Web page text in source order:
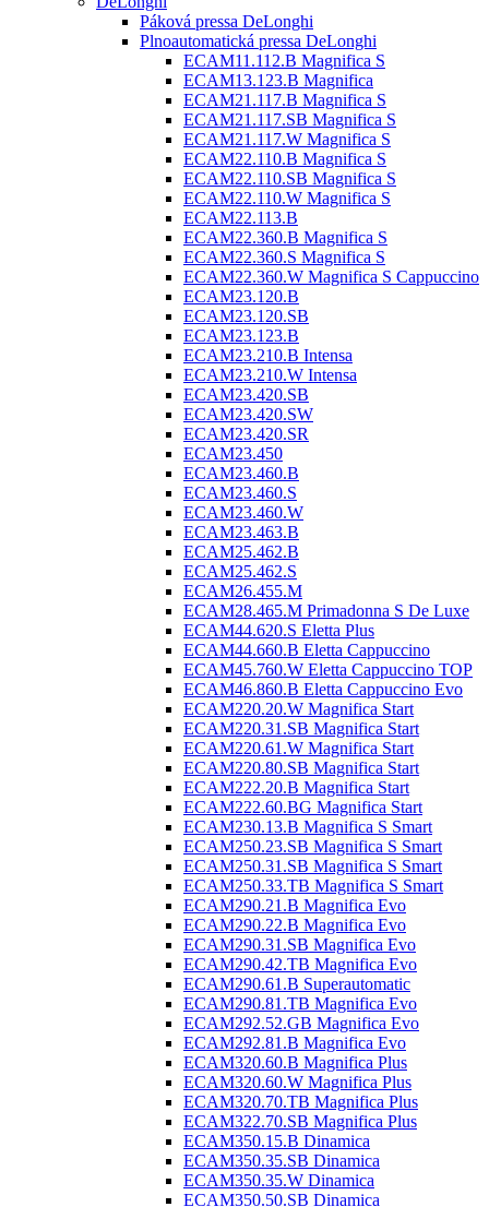
Páková pressa DeLonghi
Plnoautomatická pressa DeLonghi
ECAM11.112.B Magnifica S
ECAM13.123.B Magnifica
ECAM21.117.B Magnifica S
ECAM21.117.SB Magnifica S
ECAM21.117.W Magnifica S
ECAM22.110.B Magnifica S
ECAM22.110.SB Magnifica S
ECAM22.110.W Magnifica S
ECAM22.113.B
ECAM22.360.B Magnifica S
ECAM22.360.S Magnifica S
ECAM22.360.W Magnifica S Cappuccino
ECAM23.120.B
ECAM23.120.SB
ECAM23.123.B
ECAM23.210.B Intensa
ECAM23.210.W Intensa
ECAM23.420.SB
ECAM23.420.SW
ECAM23.420.SR
ECAM23.450
ECAM23.460.B
ECAM23.460.S
ECAM23.460.W
ECAM23.463.B
ECAM25.462.B
ECAM25.462.S
ECAM26.455.M
ECAM28.465.M Primadonna S De Luxe
ECAM44.620.S Eletta Plus
ECAM44.660.B Eletta Cappuccino
ECAM45.760.W Eletta Cappuccino TOP
ECAM46.860.B Eletta Cappuccino Evo
ECAM220.20.W Magnifica Start
ECAM220.31.SB Magnifica Start
ECAM220.61.W Magnifica Start
ECAM220.80.SB Magnifica Start
ECAM222.20.B Magnifica Start
ECAM222.60.BG Magnifica Start
ECAM230.13.B Magnifica S Smart
ECAM250.23.SB Magnifica S Smart
ECAM250.31.SB Magnifica S Smart
ECAM250.33.TB Magnifica S Smart
ECAM290.21.B Magnifica Evo
ECAM290.22.B Magnifica Evo
ECAM290.31.SB Magnifica Evo
ECAM290.42.TB Magnifica Evo
ECAM290.61.B Superautomatic
ECAM290.81.TB Magnifica Evo
ECAM292.52.GB Magnifica Evo
ECAM292.81.B Magnifica Evo
ECAM320.60.B Magnifica Plus
ECAM320.60.W Magnifica Plus
ECAM320.70.TB Magnifica Plus
ECAM322.70.SB Magnifica Plus
ECAM350.15.B Dinamica
ECAM350.35.SB Dinamica
ECAM350.35.W Dinamica
ECAM350.50.SB Dinamica